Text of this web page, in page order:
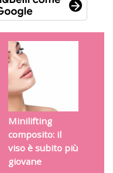
Minilifting
composito: il
viso è subito più
giovane